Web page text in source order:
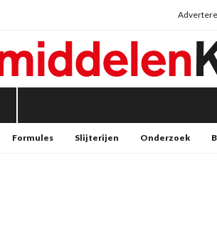
Formules Slijterijen Onderzoek